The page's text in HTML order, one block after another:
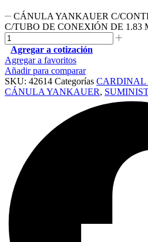
CÁNULA YANKAUER C/
C/TUBO DE CONEXIÓN DE 1.83
Agregar a cotización
Agregar a favoritos
Añadir para comparar
SKU: 42614 Categorías CARDINAL
CÁNULA YANKAUER,